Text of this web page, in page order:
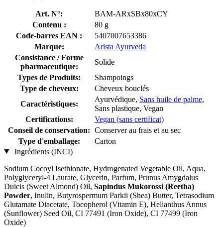
Art. N°:
BAM-ARxSBx80xCY
Contenu :
80 g
Code-barres EAN :
5407007653386
Marque:
Arista Ayurveda
Consistance / Forme
pharmaceutique:
Solide
Types de Produits:
Shampoings
Type de cheveux:
Cheveux bouclés
Caractéristiques:
Ayurvédique, Sans huile de palme,
Sans plastique, Vegan
Certifications:
Vegan (sans certificat)
Conseil de conservation: Conserver au frais et au sec
Type d'emballage:
Carton
Ingrédients (INCI)
Sodium Cocoyl Isethionate, Hydrogenated Vegetable Oil, Aqua,
Polyglyceryl-4 Laurate, Glycerin, Parfum, Prunus Amygdalus
Dulcis (Sweet Almond) Oil, Sapindus Mukorossi (Reetha)
Powder, Inulin, Butyrospermum Parkii (Shea) Butter, Tetrasodium
Glutamate Diacetate, Tocopherol (Vitamin E), Helianthus Annus
(Sunflower) Seed Oil, CI 77491 (Iron Oxide), CI 77499 (Iron
Oxide)